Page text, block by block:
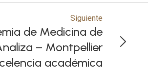
Siguiente
de Medicina de
– Montpellier
académica